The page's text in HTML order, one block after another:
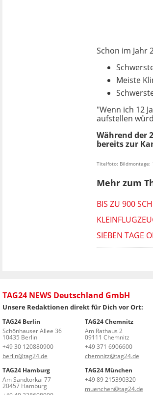
Schon im Jahr
Meiste
"Wenn ich 12
aufstellen
Während der
bereits zur
Titelfoto: Bildmontage:
Mehr zum
BIS ZU 900
SIEBEN TAGE
TAG24 NEWS Deutschland GmbH
Unsere Redaktionen direkt für Dich vor Ort:
TAG24 Berlin
Schönhauser Allee 36
10435 Berlin
+49 30 120880900
berlin@tag24.de
TAG24 Chemnitz
Am Rathaus 2
09111 Chemnitz
+49 371 6906600
chemnitz@tag24.de
TAG24 Hamburg
Am Sandtorkai 77
20457 Hamburg
TAG24 München
+49 89 215390320
muenchen@tag24.de